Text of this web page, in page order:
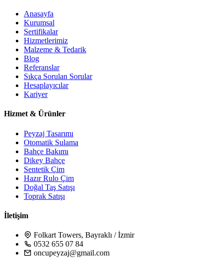
Anasayfa
Kurumsal
Sertifikalar
Hizmetlerimiz
Malzeme & Tedarik
Blog
Referanslar
Sıkça Sorulan Sorular
Hesaplayıcılar
Kariyer
Hizmet & Ürünler
Peyzaj Tasarımı
Otomatik Sulama
Bahçe Bakımı
Dikey Bahçe
Sentetik Çim
Hazır Rulo Çim
Doğal Taş Satışı
Toprak Satışı
İletişim
Folkart Towers, Bayraklı / İzmir
0532 655 07 84
oncupeyzaj@gmail.com